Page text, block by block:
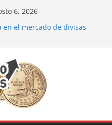
6, 2026
en el mercado de divisas
en el sector petrolero
para invertir en
Forex